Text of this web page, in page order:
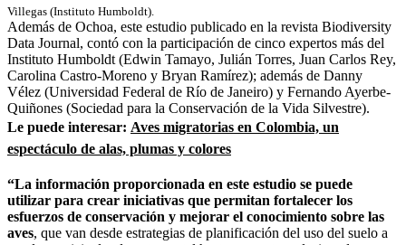
Villegas (Instituto Humboldt).
Además de Ochoa, este estudio publicado en la revista Biodiversity
Data Journal, contó con la participación de cinco expertos más del
Instituto Humboldt (Edwin Tamayo, Julián Torres, Juan Carlos Rey,
Carolina Castro-Moreno y Bryan Ramírez); además de Danny
Vélez (Universidad Federal de Río de Janeiro) y Fernando Ayerbe-
Quiñones (Sociedad para la Conservación de la Vida Silvestre).
Le puede interesar: Aves migratorias en Colombia, un
espectáculo de alas, plumas y colores
“La información proporcionada en este estudio se puede
utilizar para crear iniciativas que permitan fortalecer los
esfuerzos de conservación y mejorar el conocimiento sobre las
aves, que van desde estrategias de planificación del uso del suelo a